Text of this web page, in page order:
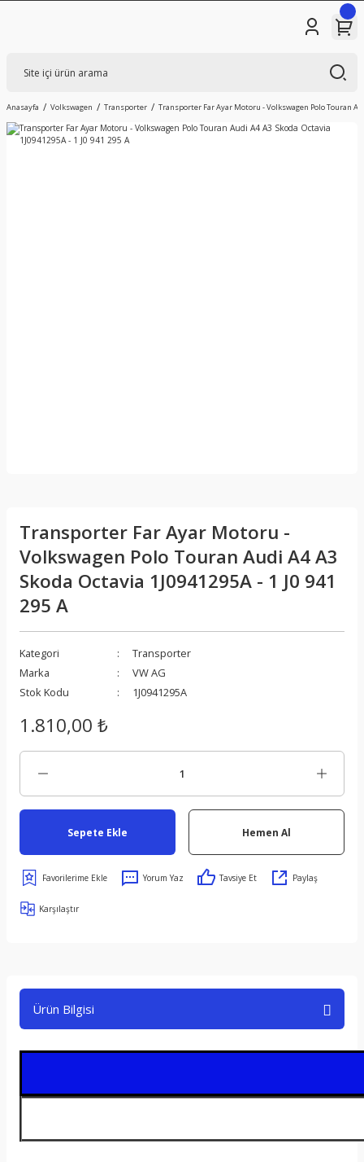
Anasayfa Volkswagen Transporter Transporter Far Ayar Motoru - Volkswagen Polo Touran
Transporter Far Ayar Motoru -
Volkswagen Polo Touran Audi A4 A3
Skoda Octavia 1J0941295A - 1 J0 941
295 A
Kategori
Transporter
Marka
VW AG
Stok Kodu
1J0941295A
1.810,00 ₺
Sepete Ekle Hemen Al
Yorum Yaz Tavsiye Et Paylaş
Karşılaştır
Ürün Bilgisi